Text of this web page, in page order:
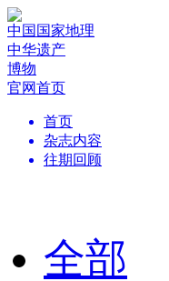
中国国家地理
中华遗产
博物
官网首页
首页
杂志内容
往期回顾
全部